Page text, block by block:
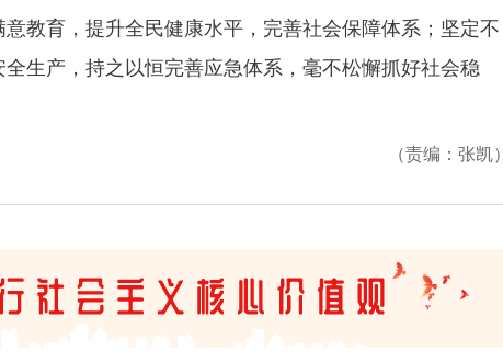
教育，提升全民健康水平，完善社会保障体系；坚定不
生产，持之以恒完善应急体系，毫不松懈抓好社会稳
（责编：张凯）